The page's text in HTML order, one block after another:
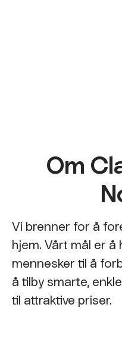
Om
Vi brenner for å
hjem. Vårt mål er å
mennesker til å
å tilby smarte,
til attraktive priser.